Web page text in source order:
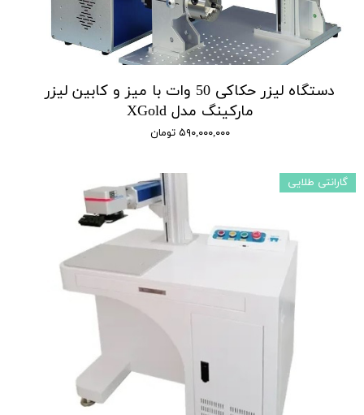
دستگاه لیزر حکاکی 50 وات با میز و کابین لیزر
مارکینگ مدل XGold
۵۹۰,۰۰۰,۰۰۰ تومان
گارانتی طلایی